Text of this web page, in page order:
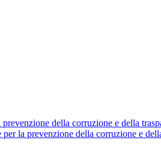
della corruzione e della
per la prevenzione della corruzione e